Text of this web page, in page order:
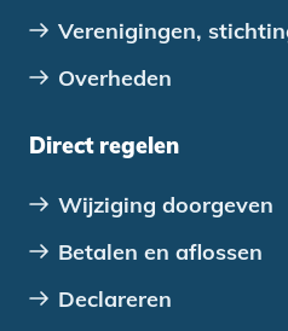
Verenigingen,
Overheden
Direct regelen
Wijziging doorgeven
Betalen en aflossen
Declareren